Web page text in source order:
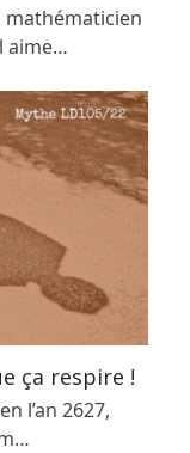
mathématicien
aime…
ça respire !
l’an 2627,